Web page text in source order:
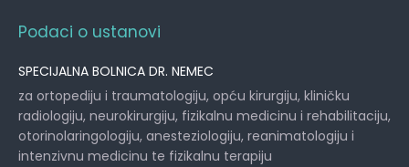
Podaci o ustanovi
SPECIJALNA BOLNICA DR. NEMEC
za ortopediju i traumatologiju, opću kirurgiju, kliničku
radiologiju, neurokirurgiju, fizikalnu medicinu i rehabilitaciju,
otorinolaringologiju, anesteziologiju, reanimatologiju i
intenzivnu medicinu te fizikalnu terapiju